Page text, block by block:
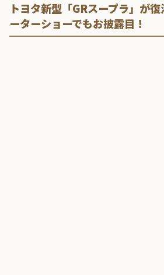
トヨタ新型「GRスープラ」が
ーターショーでもお披露目！